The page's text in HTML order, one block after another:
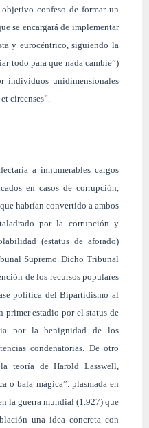
confeso de formar un
se encargará de implementar
y eurocéntrico, siguiendo la
todo para que nada cambie”)
individuos unidimensionales
circenses”.
a innumerables cargos
en casos de corrupción,
habrían convertido a ambos
por la corrupción y
(estatus de aforado)
Supremo. Dicho Tribunal
de los recursos populares
política del Bipartidismo al
primer estadio por el status de
por la benignidad de los
condenatorias. De otro
teoría de Harold Lasswell,
o bala mágica”. plasmada en
la guerra mundial (1.927) que
una idea concreta con